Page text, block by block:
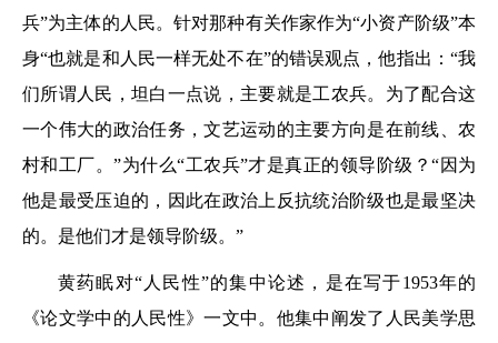
兵”为主体的人民。针对那种有关作家作为“小资产阶级”本
身“也就是和人民一样无处不在”的错误观点，他指出：“我
们所谓人民，坦白一点说，主要就是工农兵。为了配合这
一个伟大的政治任务，文艺运动的主要方向是在前线、农
村和工厂。”为什么“工农兵”才是真正的领导阶级？“因为
他是最受压迫的，因此在政治上反抗统治阶级也是最坚决
的。是他们才是领导阶级。”
黄药眠对“人民性”的集中论述，是在写于1953年的
《论文学中的人民性》一文中。他集中阐发了人民美学思